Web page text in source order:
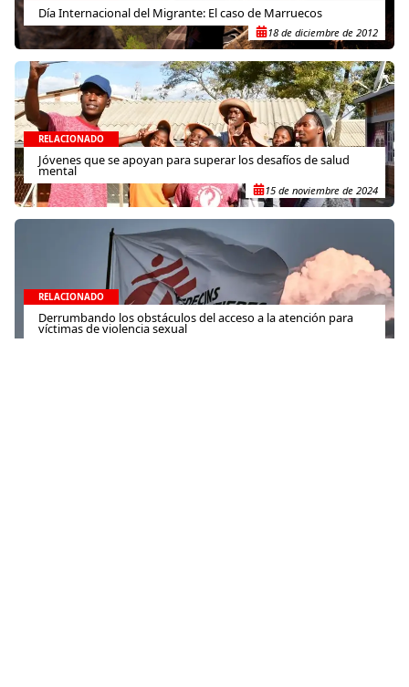
Día Internacional del Migrante: El caso de Marruecos
18 de diciembre de 2012
RELACIONADO
Jóvenes que se apoyan para superar los desafíos de salud
mental
15 de noviembre de 2024
RELACIONADO
Derrumbando los obstáculos del acceso a la atención para
víctimas de violencia sexual